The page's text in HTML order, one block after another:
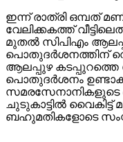
ഇന്ന് രാത്രി ഒമ്പത്
വേലിക്കകത്ത്
മുതൽ സിപിഎം
പൊതുദർശനത്തിന്
ആലപ്പുഴ കടപ്പുറത്തെ
പൊതുദർശനം
സമരസേനാനികളുടെ
ചുടുകാട്ടിൽ
ബഹുമതികളോടെ